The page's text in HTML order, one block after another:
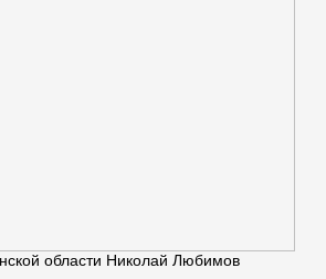
области Николай Любимов